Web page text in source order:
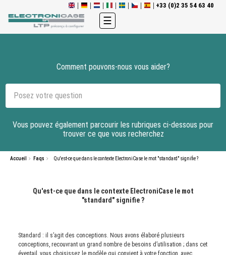
+33 (0)2 35 54 63 40
Basculer
la
☰
Comment pouvons-nous vous aider?
Vous pouvez également parcourir les rubriques ci-dessous pour
trouver ce que vous recherchez
Accueil Faqs Qu'est-ce que dans le contexte ElectroniCase le mot "standard" signifie ?
Qu'est-ce que dans le contexte ElectroniCase le mot
"standard" signifie ?
Standard : il s’agit des conceptions. Nous avons élaboré plusieurs
conceptions, recouvrant un grand nombre de besoins d’utilisation ; dans cet
éventail, vous choisissez le modèle qui convient à votre fonction, avec